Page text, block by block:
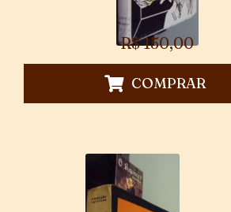
R$150,00
COMPRAR